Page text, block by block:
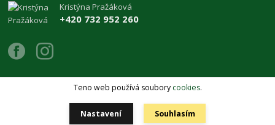
Kristýna Pražáková
+420 732 952 260
Copyright 2026 © ŽIVÉKAMENY Kristýna Pražáková
Teno web používá soubory cookies.
Nastavení Souhlasím